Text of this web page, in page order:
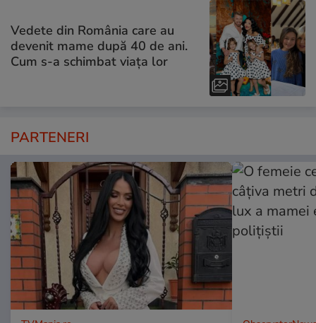
Vedete din România care au
devenit mame după 40 de ani.
Cum s-a schimbat viața lor
PARTENERI